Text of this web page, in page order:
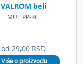
od 29,00 RSD
VALROM beli
MUF PP-RC